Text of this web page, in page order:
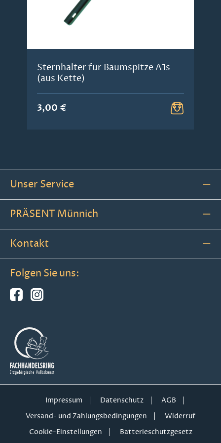
Sternhalter für Baumspitze A1s
(aus Kette)
3,00 €
Unser Service
PRÄSENT Münnich
Kontakt
Folgen Sie uns:
Impressum Datenschutz
AGB
Versand- und Zahlungsbedingungen
Widerruf
Cookie-Einstellungen
Batterieschutzgesetz